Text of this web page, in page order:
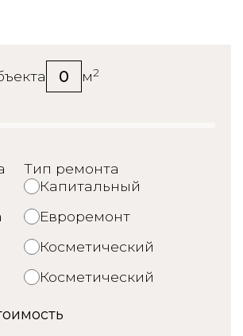
0 м2
Тип ремонта
Капитальный
Евроремонт
Косметический
Косметический